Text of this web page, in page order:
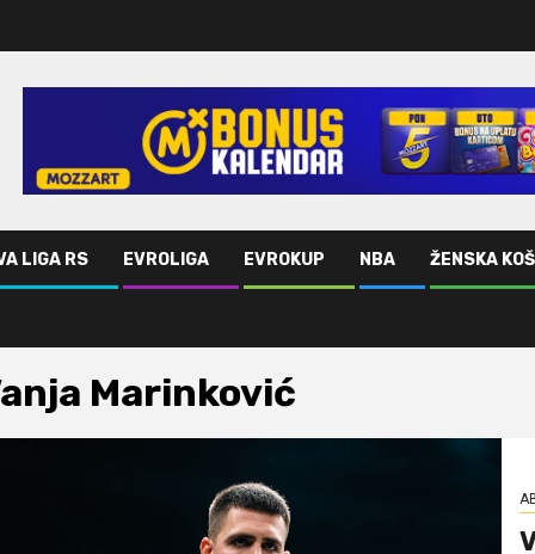
LIGA RS EVROLIGA EVROKUP NBA ŽENSKA
Marinković